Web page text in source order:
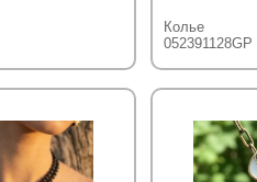
Колье
052391128GP